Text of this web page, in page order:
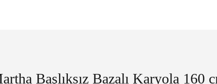
Başlıksız Bazalı Karyola 160